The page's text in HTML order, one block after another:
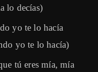
lo decías)
yo te lo hacía
yo te lo hacía)
tú eres mía, mía